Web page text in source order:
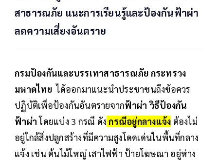
สาธารณภัย แนะการเรียนรู้และป้องกันฟ้าผ่า
ลดความเสี่ยงอันตราย
กรมป้องกันและบรรเทาสาธารณภัย กระทรวง
มหาดไทยได้ออกมาแนะนำประชาชนถึงข้อควร
ปฏิบัติเพื่อป้องกันอันตรายจากฟ้าผ่า วิธีป้องกัน
ฟ้าผ่าโดยแบ่ง 3 กรณี ดัง กรณีอยู่กลางแจ้ง ต้องไม่
อยู่ใกล้สิ่งปลูกสร้างที่มีความสูงโดดเด่นในพื้นที่กลาง
แจ้ง เช่น ต้นไม้ใหญ่ เสาไฟฟ้า ป้ายโฆษณา อยู่ห่าง